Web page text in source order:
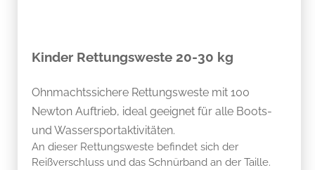
Kinder Rettungsweste 20-30 kg
Ohnmachtssichere Rettungsweste mit 100
Newton Auftrieb, ideal geeignet für alle Boots-
und Wassersportaktivitäten.
An dieser Rettungsweste befindet sich der
Reißverschluss und das Schnürband an der Taille.